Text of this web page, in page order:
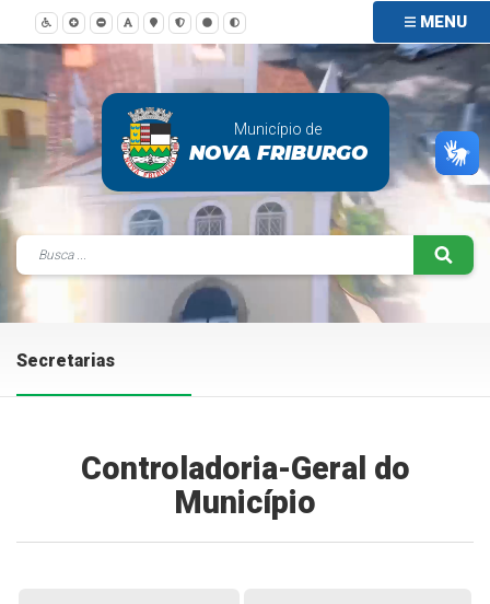
MENU
Município de
NOVA FRIBURGO
Secretarias
Controladoria-Geral do
Município